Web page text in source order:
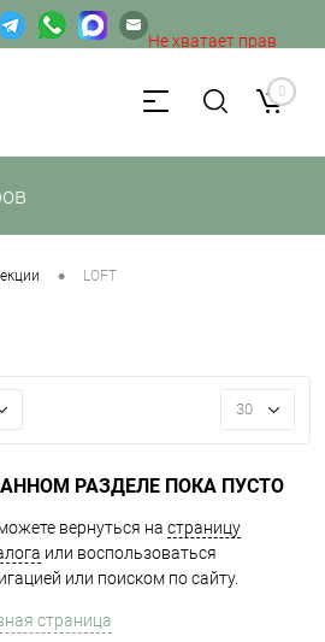
Не хватает прав
доступа к веб-форме. 0
• LOFT
30
РАЗДЕЛЕ ПОКА ПУСТО
вернуться на страницу
или воспользоваться
или поиском по сайту.
страница